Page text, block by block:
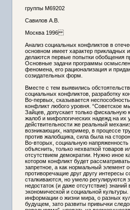
группы М69202
Савилов А.В.
Москва 1996
Анализ социальных конфликтов в
основном имеет характер прикладных
делаются первые попытки обобщения
Основные задачи программы
феномена, его рационализация и
созидательных форм.
Вместе с тем выявились
социальных конфликтов, разработку
Во-первых, сказывается
конфликт любого уровня. “Советское
Зайцев, допускает только
жалоб и мифологических надежд на их
действительности же реальный
возникающих, например, в процессе
против жалобщика, сила была на
Во-вторых, социальную напряженность
объяснить, только нехваткой товаров
отсутствием демократии. Нужно иное
котором конфликт будет
запретное, а как нормальный элемент
противоречащие друг другу интересы
сталкиваются, но умело регулируются
недостаток (и даже отсутствие)
экономической и социальной
информации о жизни мира, о разных
будущем, зато развиты привычки